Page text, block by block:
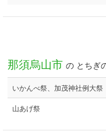
那須烏山市 の とちぎ
いかんべ祭、加茂神社例大
山あげ祭